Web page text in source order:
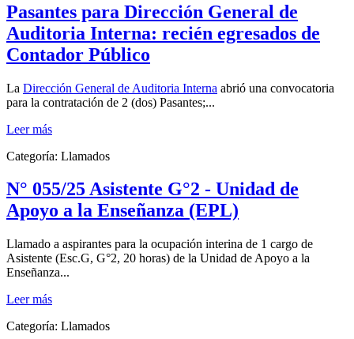
Pasantes para Dirección General de
Auditoria Interna: recién egresados de
Contador Público
La Dirección General de Auditoria Interna abrió una convocatoria
para la contratación de 2 (dos) Pasantes;...
Leer más
Categoría: Llamados
N° 055/25 Asistente G°2 - Unidad de
Apoyo a la Enseñanza (EPL)
Llamado a aspirantes para la ocupación interina de 1 cargo de
Asistente (Esc.G, G°2, 20 horas) de la Unidad de Apoyo a la
Enseñanza...
Leer más
Categoría: Llamados